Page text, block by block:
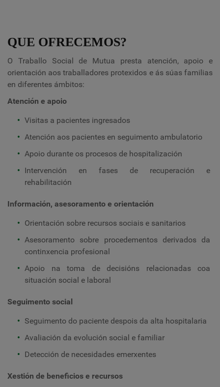
QUE OFRECEMOS?
O Traballo Social de Mutua presta atención, apoio e
orientación aos traballadores protexidos e ás súas familias
en diferentes ámbitos:
Atención e apoio
Visitas a pacientes ingresados
Atención aos pacientes en seguimento ambulatorio
Apoio durante os procesos de hospitalización
Intervención en fases de recuperación e
rehabilitación
Información, asesoramento e orientación
Orientación sobre recursos sociais e sanitarios
Asesoramento sobre procedementos derivados da
continxencia profesional
Apoio na toma de decisións relacionadas coa
situación social e laboral
Seguimento social
Seguimento do paciente despois da alta hospitalaria
Avaliación da evolución social e familiar
Detección de necesidades emerxentes
Xestión de beneficios e recursos